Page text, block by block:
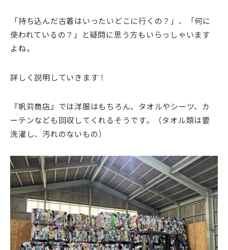
「持ち込んだ古着はいったいどこに行くの？」、「何に
使われているの？」と疑問に思う方もいらっしゃいます
よね。
詳しく説明していきます！
『帆苅商店』では洋服はもちろん、タオルやシーツ、カ
ーテンなども回収してくれるそうです。（タオル類は要
洗濯し、汚れのないもの）